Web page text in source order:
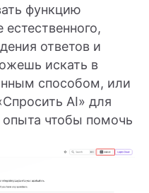
функцию
ответов и
искать в
способом, или
AI» для
опыта чтобы помочь